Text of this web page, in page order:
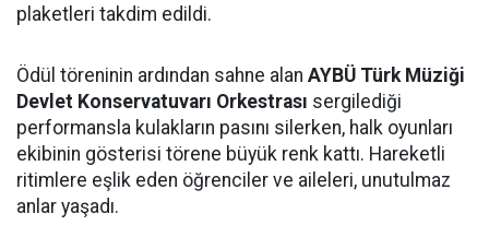
plaketleri takdim edildi.
Ödül töreninin ardından sahne alan AYBÜ Türk Müziği
Devlet Konservatuvarı Orkestrası sergilediği
performansla kulakların pasını silerken, halk oyunları
ekibinin gösterisi törene büyük renk kattı. Hareketli
ritimlere eşlik eden öğrenciler ve aileleri, unutulmaz
anlar yaşadı.